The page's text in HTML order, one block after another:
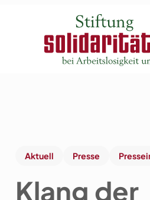
Aktuell Presse
Klang der